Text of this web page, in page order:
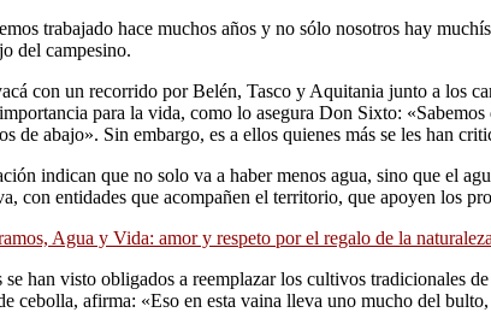
trabajado hace muchos años y no sólo nosotros hay
del campesino.
con un recorrido por Belén, Tasco y Aquitania junto a los
para la vida, como lo asegura Don Sixto:
de abajo». Sin embargo, es a ellos quienes más se les han
indican que no solo va a haber menos agua, sino que el
con entidades que acompañen el territorio, que apoyen los
Agua y Vida: amor y respeto por el regalo de la
han visto obligados a reemplazar los cultivos tradicionales
cebolla, afirma: «Eso en esta vaina lleva uno mucho del